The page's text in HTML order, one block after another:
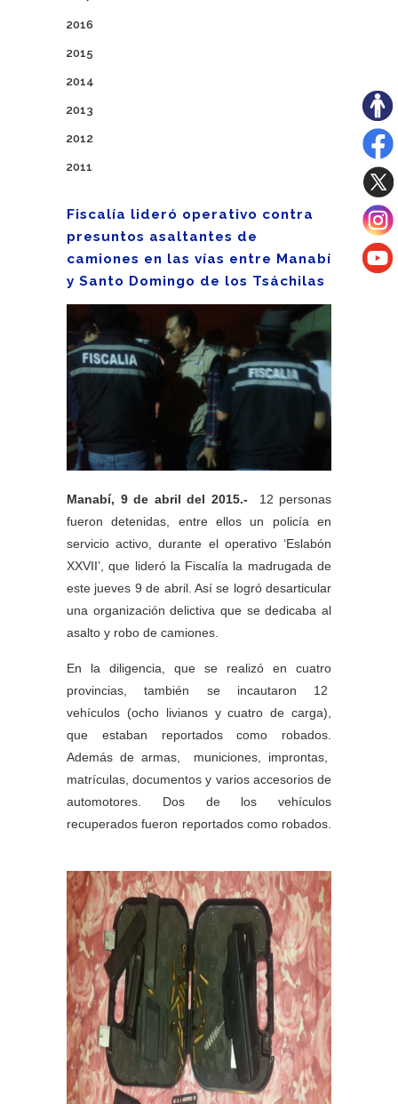
2016
2015
2014
2013
2012
2011
Fiscalía lideró operativo contra
presuntos asaltantes de
camiones en las vías entre Manabí
y Santo Domingo de los Tsáchilas
Manabí, 9 de abril del 2015.- 12 personas
fueron detenidas, entre ellos un policía en
servicio activo, durante el operativo ‘Eslabón
XXVII’, que lideró la Fiscalía la madrugada de
este jueves 9 de abril. Así se logró desarticular
una organización delictiva que se dedicaba al
asalto y robo de camiones.
En la diligencia, que se realizó en cuatro
provincias, también se incautaron 12
vehículos (ocho livianos y cuatro de carga),
que estaban reportados como robados.
Además de armas, municiones, improntas,
matrículas, documentos y varios accesorios de
automotores. Dos de los vehículos
recuperados fueron reportados como robados.